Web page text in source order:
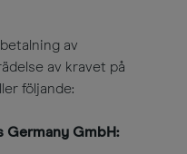
av
av kravet på
följande:
Germany GmbH: